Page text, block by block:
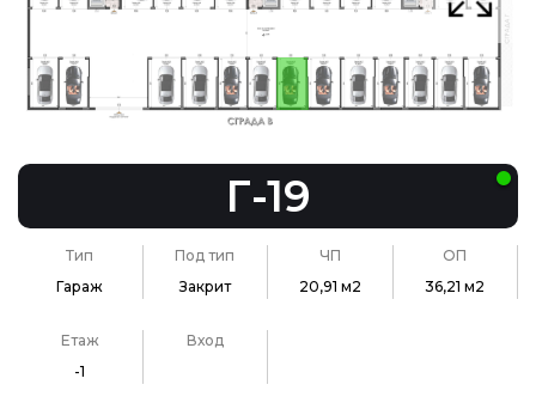
Г-19
Тип
Гараж
Под тип
Закрит
ЧП
20,91 м2
ОП
36,21 м2
Етаж
-1
Вход